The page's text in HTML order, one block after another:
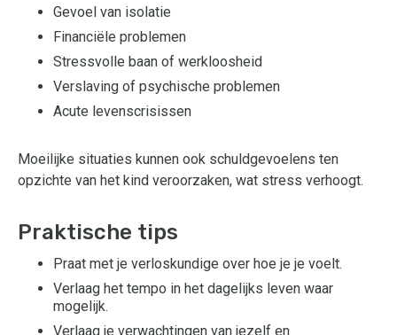
Gevoel van isolatie
Financiële problemen
Stressvolle baan of werkloosheid
Verslaving of psychische problemen
Acute levenscrisissen
Moeilijke situaties kunnen ook schuldgevoelens ten
opzichte van het kind veroorzaken, wat stress verhoogt.
Praktische tips
Praat met je verloskundige over hoe je je voelt.
Verlaag het tempo in het dagelijks leven waar
mogelijk.
Verlaag je verwachtingen van jezelf en